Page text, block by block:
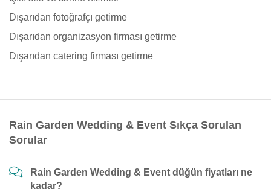
Dışarıdan fotoğrafçı getirme
Dışarıdan organizasyon firması getirme
Dışarıdan catering firması getirme
Rain Garden Wedding & Event Sıkça Sorulan
Sorular
Rain Garden Wedding & Event düğün fiyatları ne
kadar?